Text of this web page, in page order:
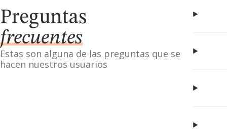
Preguntas
frecuentes
Estas son alguna de las preguntas que se
hacen nuestros usuarios